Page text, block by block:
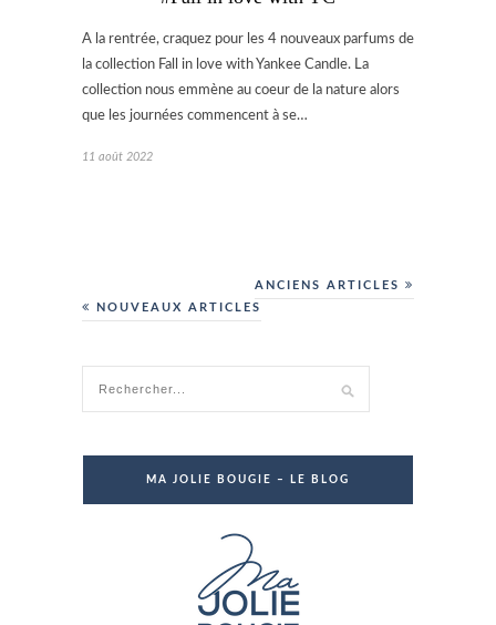
A la rentrée, craquez pour les 4 nouveaux parfums de
la collection Fall in love with Yankee Candle. La
collection nous emmène au coeur de la nature alors
que les journées commencent à se…
11 août 2022
ANCIENS ARTICLES
NOUVEAUX ARTICLES
MA JOLIE BOUGIE – LE BLOG